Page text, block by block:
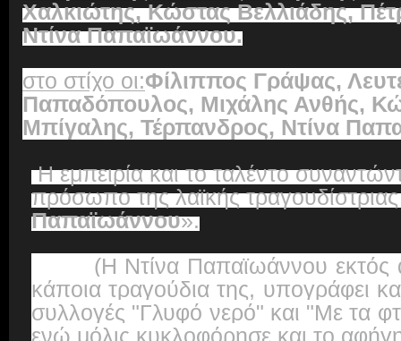
Χαλκιώτης, Κώστας Βελλιάδης,
Ντίνα Παπαϊωάννου.
στο στίχο οι:Φίλιππος Γράψας,
Παπαδόπουλος, Μιχάλης Ανθής,
Μπίγαλης, Τέρπανδρος, Ντίνα
Η εμπειρία και το ταλέντο
πρόσωπο της λαϊκής
Παπαϊωάννου».
(H Ντίνα Παπαϊωάννου εκτός
κάποια τραγούδια της, υπογράφει
συλλογές "Γλυφό νερό" και "Με τα
ενώ μόλις κυκλοφόρησε και το